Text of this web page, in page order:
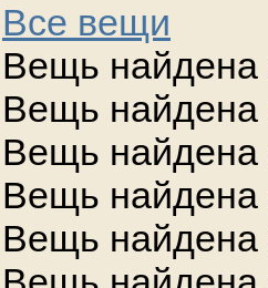
Все вещи
Вещь найдена
Вещь найдена
Вещь найдена
Вещь найдена
Вещь найдена